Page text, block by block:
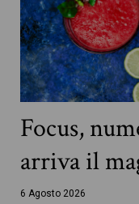
Focus,
arriva il
6 Agosto 2026